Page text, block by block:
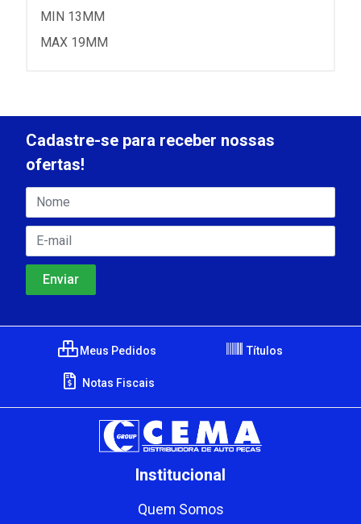
MIN 13MM
MAX 19MM
Cadastre-se para receber nossas
ofertas!
Meus Pedidos Títulos
Notas Fiscais
Institucional
Quem Somos